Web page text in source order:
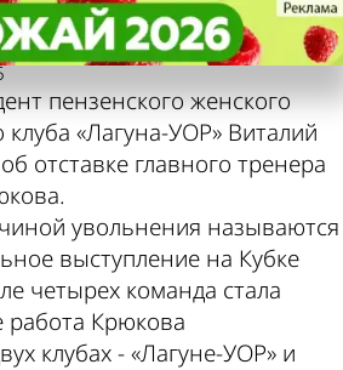
главного тренера МФК
УОР»
пензенского женского
«Лагуна-УОР» Виталий
отставке главного тренера
увольнения называются
выступление на Кубке
четырех команда стала
работа Крюкова
клубах - «Лагуне-УОР» и
главного тренера МФК
УОР»
этой
и курсы
Пензе